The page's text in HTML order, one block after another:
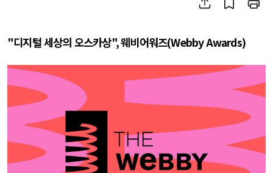
"디지털 세상의 오스카상",웨비어워즈(Webby Awards)